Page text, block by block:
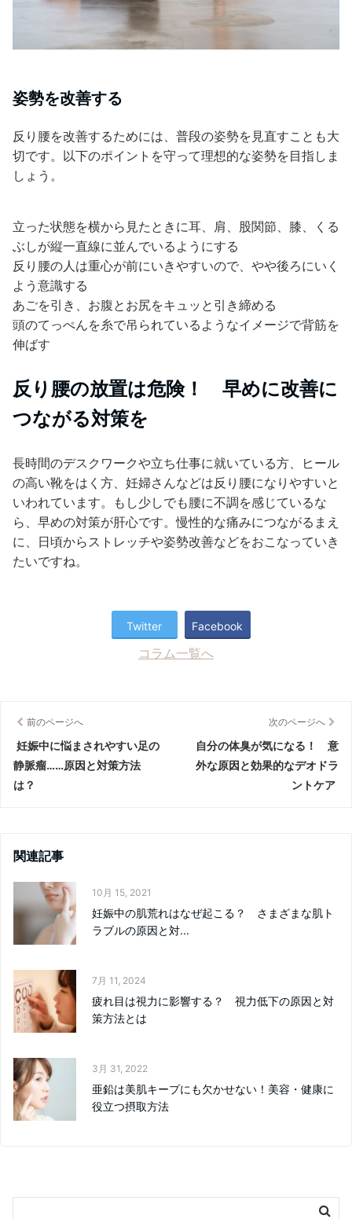
姿勢を改善する
反り腰を改善するためには、普段の姿勢を見直すことも大
切です。以下のポイントを守って理想的な姿勢を目指しま
しょう。
立った状態を横から見たときに耳、肩、股関節、膝、くる
ぶしが縦一直線に並んでいるようにする
反り腰の人は重心が前にいきやすいので、やや後ろにいく
よう意識する
あごを引き、お腹とお尻をキュッと引き締める
頭のてっぺんを糸で吊られているようなイメージで背筋を
伸ばす
反り腰の放置は危険！ 早めに改善に
つながる対策を
長時間のデスクワークや立ち仕事に就いている方、ヒール
の高い靴をはく方、妊婦さんなどは反り腰になりやすいと
いわれています。もし少しでも腰に不調を感じているな
ら、早めの対策が肝心です。慢性的な痛みにつながるまえ
に、日頃からストレッチや姿勢改善などをおこなっていき
たいですね。
Twitter Facebook
コラム一覧へ
前のページへ
妊娠中に悩まされやすい足の
静脈瘤……原因と対策方法
は？
次のページへ
自分の体臭が気になる！ 意
外な原因と効果的なデオドラ
ントケア
関連記事
10月 15, 2021
妊娠中の肌荒れはなぜ起こる？ さまざまな肌ト
ラブルの原因と対...
7月 11, 2024
疲れ目は視力に影響する？ 視力低下の原因と対
策方法とは
3月 31, 2022
亜鉛は美肌キープにも欠かせない！美容・健康に
役立つ摂取方法